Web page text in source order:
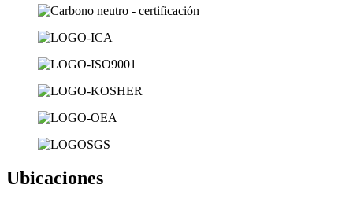
Ubicaciones